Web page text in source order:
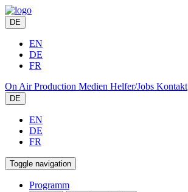
DE
EN
DE
FR
On AirProduction Medien Helfer/Jobs Kontakt
DE
EN
DE
FR
Toggle navigation
Programm